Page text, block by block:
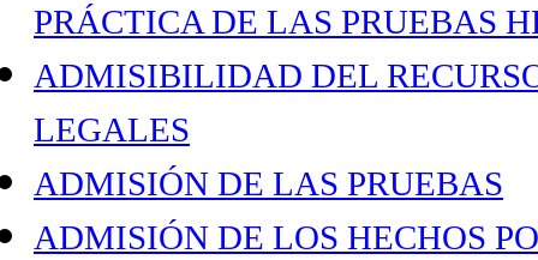
PRÁCTICA DE LAS PRUEBAS
ADMISIBILIDAD DEL
LEGALES
ADMISIÓN DE LAS PRUEBAS
ADMISIÓN DE LOS HECHOS